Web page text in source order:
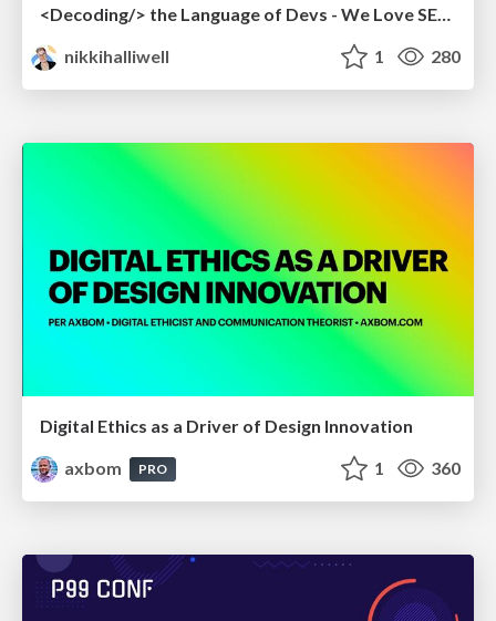
nikkihalliwell
1 280
Digital Ethics as a Driver of Design Innovation
axbom
PRO 1 360